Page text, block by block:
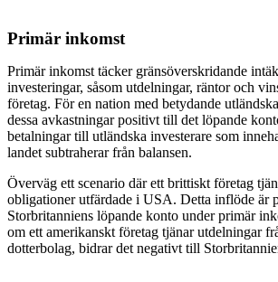
Primär inkomst
Primär inkomst täcker gränsöverskridande
investeringar, såsom utdelningar, räntor och
företag. För en nation med betydande
dessa avkastningar positivt till det löpande
betalningar till utländska investerare som
landet subtraherar från balansen.
Överväg ett scenario där ett brittiskt företag
obligationer utfärdade i USA. Detta inflöde är
Storbritanniens löpande konto under primär
om ett amerikanskt företag tjänar utdelningar
dotterbolag, bidrar det negativt till